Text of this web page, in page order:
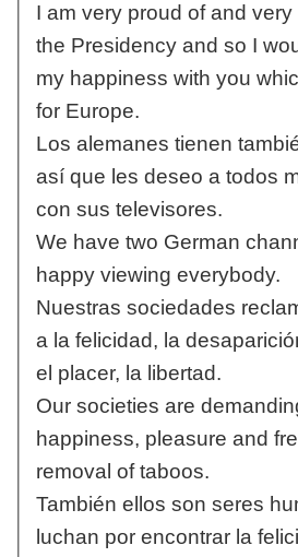
I am very proud of and
the Presidency and so I
my happiness with you
for Europe.
Los alemanes tienen
así que les deseo a todos
con sus televisores.
We have two German
happy viewing everybody.
Nuestras sociedades
a la felicidad, la
el placer, la libertad.
Our societies are
happiness, pleasure and
removal of taboos.
También ellos son seres
luchan por encontrar la